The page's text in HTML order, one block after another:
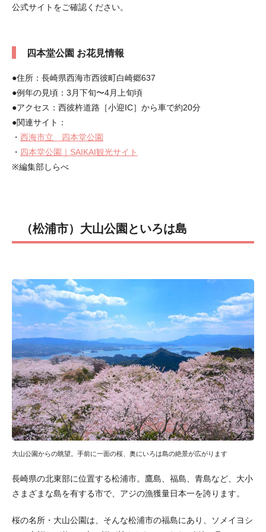
公式サイトをご確認ください。
四本堂公園 お花見情報
●住所：長崎県西海市西彼町白崎郷637
●例年の見頃：3月下旬〜4月上旬頃
●アクセス：西彼杵道路［小迎IC］から車で約20分
●関連サイト：
・ 西海市立 四本堂公園
・ 四本堂公園｜SAIKAI観光サイト
※編集部しらべ
（松浦市）大山公園といろは島
大山公園からの眺望。手前に一面の桜、奥にいろは島の絶景が広がります
長崎県の北東部に位置する松浦市。鷹島、福島、青島など、大小
さまざまな島を有する市で、アジの漁獲量日本一を誇ります。
桜の名所・大山公園は、そんな松浦市の福島にあり、ソメイヨシ